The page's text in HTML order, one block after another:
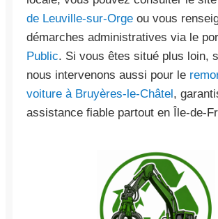
de Leuville-sur-Orge ou vous
démarches administratives via le
Public. Si vous êtes situé plus loin,
nous intervenons aussi pour le
voiture à Bruyères-le-Châtel,
assistance fiable partout en Île-de-